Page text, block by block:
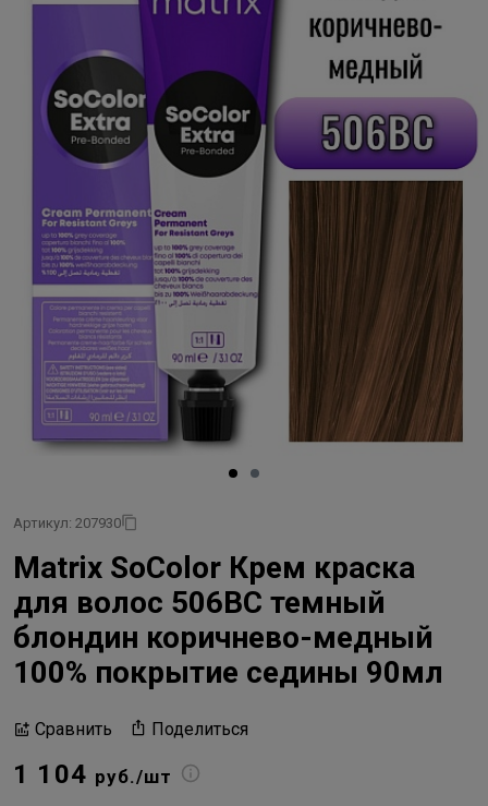
Артикул: 207930
Matrix SoColor Крем краска
для волос 506BC темный
блондин коричнево-медный
100% покрытие седины 90мл
Сравнить Поделиться
1 104 руб./шт